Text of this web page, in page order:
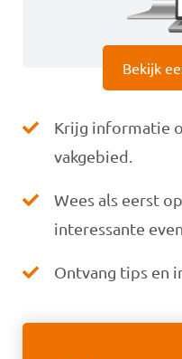
Bekijk
Krijg informatie
vakgebied.
Wees als eerst
interessante
Ontvang tips en